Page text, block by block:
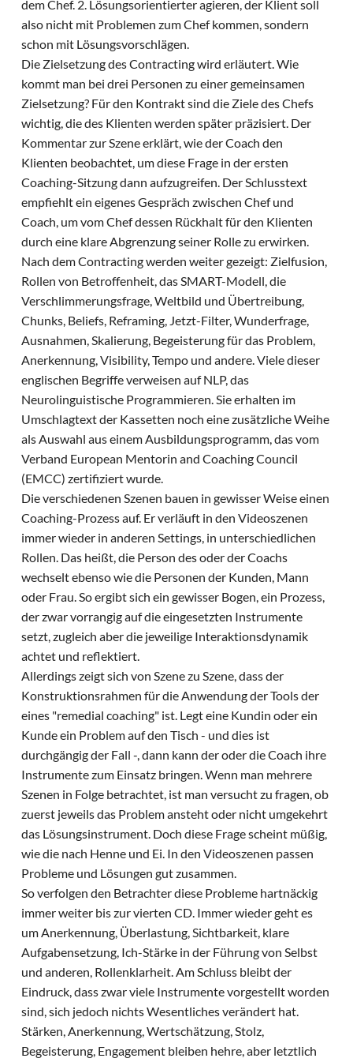
dem Chef. 2. Lösungsorientierter agieren, der Klient soll
also nicht mit Problemen zum Chef kommen, sondern
schon mit Lösungsvorschlägen.
Die Zielsetzung des Contracting wird erläutert. Wie
kommt man bei drei Personen zu einer gemeinsamen
Zielsetzung? Für den Kontrakt sind die Ziele des Chefs
wichtig, die des Klienten werden später präzisiert. Der
Kommentar zur Szene erklärt, wie der Coach den
Klienten beobachtet, um diese Frage in der ersten
Coaching-Sitzung dann aufzugreifen. Der Schlusstext
empfiehlt ein eigenes Gespräch zwischen Chef und
Coach, um vom Chef dessen Rückhalt für den Klienten
durch eine klare Abgrenzung seiner Rolle zu erwirken.
Nach dem Contracting werden weiter gezeigt: Zielfusion,
Rollen von Betroffenheit, das SMART-Modell, die
Verschlimmerungsfrage, Weltbild und Übertreibung,
Chunks, Beliefs, Reframing, Jetzt-Filter, Wunderfrage,
Ausnahmen, Skalierung, Begeisterung für das Problem,
Anerkennung, Visibility, Tempo und andere. Viele dieser
englischen Begriffe verweisen auf NLP, das
Neurolinguistische Programmieren. Sie erhalten im
Umschlagtext der Kassetten noch eine zusätzliche Weihe
als Auswahl aus einem Ausbildungsprogramm, das vom
Verband European Mentorin and Coaching Council
(EMCC) zertifiziert wurde.
Die verschiedenen Szenen bauen in gewisser Weise einen
Coaching-Prozess auf. Er verläuft in den Videoszenen
immer wieder in anderen Settings, in unterschiedlichen
Rollen. Das heißt, die Person des oder der Coachs
wechselt ebenso wie die Personen der Kunden, Mann
oder Frau. So ergibt sich ein gewisser Bogen, ein Prozess,
der zwar vorrangig auf die eingesetzten Instrumente
setzt, zugleich aber die jeweilige Interaktionsdynamik
achtet und reflektiert.
Allerdings zeigt sich von Szene zu Szene, dass der
Konstruktionsrahmen für die Anwendung der Tools der
eines "remedial coaching" ist. Legt eine Kundin oder ein
Kunde ein Problem auf den Tisch - und dies ist
durchgängig der Fall -, dann kann der oder die Coach ihre
Instrumente zum Einsatz bringen. Wenn man mehrere
Szenen in Folge betrachtet, ist man versucht zu fragen, ob
zuerst jeweils das Problem ansteht oder nicht umgekehrt
das Lösungsinstrument. Doch diese Frage scheint müßig,
wie die nach Henne und Ei. In den Videoszenen passen
Probleme und Lösungen gut zusammen.
So verfolgen den Betrachter diese Probleme hartnäckig
immer weiter bis zur vierten CD. Immer wieder geht es
um Anerkennung, Überlastung, Sichtbarkeit, klare
Aufgabensetzung, Ich-Stärke in der Führung von Selbst
und anderen, Rollenklarheit. Am Schluss bleibt der
Eindruck, dass zwar viele Instrumente vorgestellt worden
sind, sich jedoch nichts Wesentliches verändert hat.
Stärken, Anerkennung, Wertschätzung, Stolz,
Begeisterung, Engagement bleiben hehre, aber letztlich